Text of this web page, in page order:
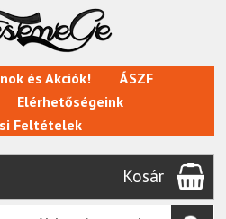
és Akciók!
ÁSZF
Elérhetőségeink
Feltételek
Kosár